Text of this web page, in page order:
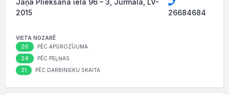
Jāņa Pliekšāna iela 96 – 3, Jūrmala, LV-
2015
26684684
VIETA NOZARĒ
26 PĒC APGROZĪJUMA
24 PĒC PEĻŅAS
21 PĒC DARBINIEKU SKAITA